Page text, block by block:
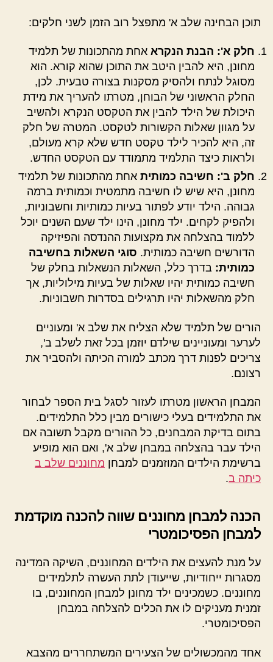
תוכן הבחינה שלב א' מתפצל רוב הזמן לשני חלקים:
חלק א': הבנת הנקרא אחת מהתכונות של תלמיד
מחונן, היא להבין היטב את התוכן שהוא קורא. הוא
מסוגל לנתח ולהסיק מסקנות בצורה טבעית. לכן,
החלק הראשוני של הבוחן, מטרתו להעריך את מידת
היכולת של הילד להבין את הטקסט הנקרא ולהשיב
על מגוון שאלות הקשורות לטקסט. המטרה של חלק
זה, היא להכיר לילד טקסט חדש שלא קרא מעולם,
ולראות כיצד התלמיד מתמודד עם הטקסט החדש.
חלק ב': חשיבה כמותית אחת מהתכונות של תלמיד
מחונן, היא שיש לו חשיבה מתמטית וכמותית ברמה
גבוהה. הילד יודע לפתור בעיות כמותיות וחשבוניות,
ולהפיק לקחים. ילד מחונן, הינו ילד שעם השנים יוכל
ללמוד בהצלחה את מקצועות ההנדסה והפיזיקה
הדורשים חשיבה כמותית. סוגי השאלות בחשיבה
כמותית: בדרך כלל, השאלות הנשאלות בחלק של
חשיבה כמותית יהיו שאלות של בעיות מילוליות, אך
חלק מהשאלות יהיו תרגילים בסדרות חשבוניות.
הורים של תלמיד שלא הצליח את שלב א' ומעוניים
לערער ומעוניינים שילדם יוזמן בכל זאת לשלב ב',
צריכים לפנות דרך מכתב למורה הכיתה ולהסביר את
רצונם.
המבחן הראשון מטרתו לעזור לסגל בית הספר לבחור
את התלמידים בעלי כישורים מבין כלל התלמידים.
בתום בדיקת המבחנים, כל ההורים מקבל תשובה אם
הילד עבר בהצלחה במבחן שלב א', ואם הוא מופיע
ברשימת הילדים המוזמנים למבחן מחוננים שלב ב
כיתה ב.
הכנה למבחן מחוננים שווה להכנה מוקדמת
למבחן הפסיכומטרי
על מנת להעצים את הילדים המחוננים, השיקה המדינה
מסגרות ייחודיות, שייעודן לתת העשרה לתלמידים
מחוננים. כשמכינים ילד מחונן למבחן המחוננים, בו
זמנית מעניקים לו את הכלים להצלחה במבחן
הפסיכומטרי.
אחד מהמכשולים של הצעירים המשתחררים מהצבא